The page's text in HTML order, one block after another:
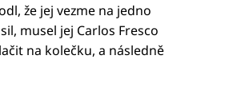
že jej vezme na jedno
musel jej Carlos Fresco
na kolečku, a následně